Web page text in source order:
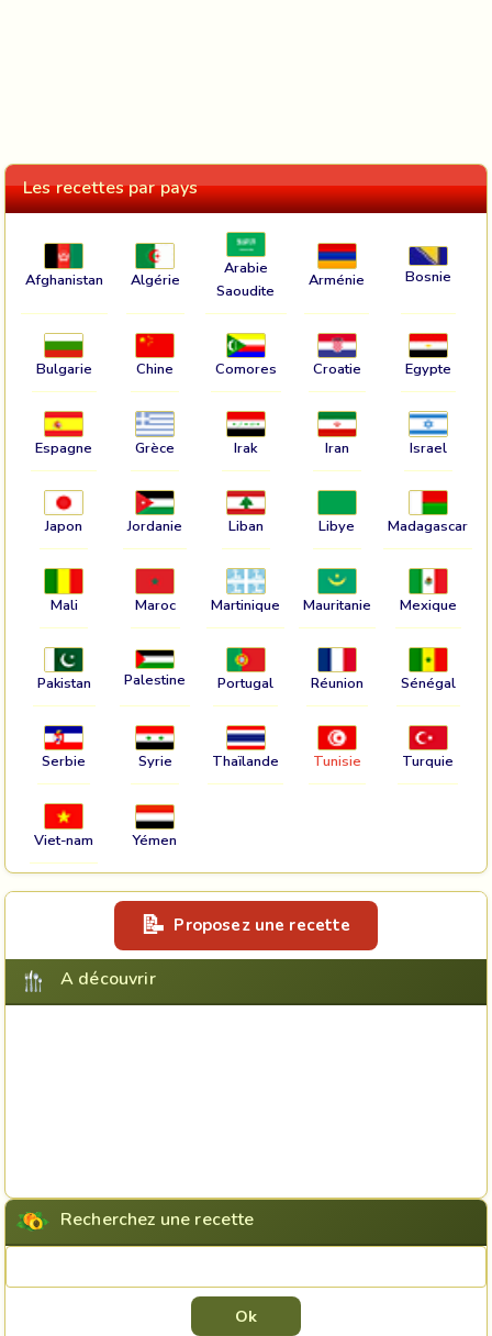
Les recettes par pays
Afghanistan Algérie
Arabie
Saoudite
Arménie Bosnie
Bulgarie Chine Comores Croatie Egypte
Espagne Grèce Irak Iran Israel
Japon Jordanie Liban Libye Madagascar
Mali Maroc Martinique Mauritanie Mexique
Pakistan Palestine Portugal Réunion Sénégal
Serbie Syrie Thaïlande Tunisie Turquie
Viet-nam Yémen
Proposez une recette
A découvrir
Recherchez une recette